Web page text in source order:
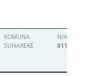
KOMUNA
SUHAREKË
N/A
811872606